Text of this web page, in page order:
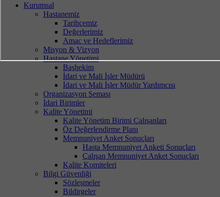
Kurumsal
Hastanemiz
Tarihçemiz
Değerlerimiz
Amaç ve Hedeflerimiz
Misyon & Vizyon
Hastane Yönetimi
Başhekim
İdari ve Mali İşler Müdürü
İdari ve Mali İşler Müdür Yardımcısı
Organizasyon Şeması
İdari Birimler
Kalite Yönetimi
Kalite Yönetim Birimi Çalışanları
Öz Değerlendirme Planı
Memnuniyet Anket Sonuçları
Hasta Memnuniyet Anketi Sonuçları
Çalışan Memnuniyet Anket Sonuçları
Kalite Komiteleri
Bilgi Güvenliği
Sözleşmeler
Bildirgeler